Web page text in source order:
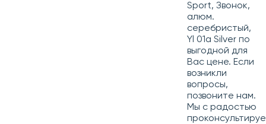
Sport, Звонок,
алюм.
серебристый,
Yl 01a Silver по
выгодной для
Вас цене. Если
возникли
вопросы,
позвоните нам.
Мы с радостью